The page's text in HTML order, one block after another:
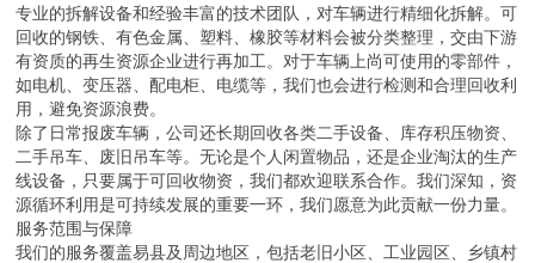
专业的拆解设备和经验丰富的技术团队，对车辆进行精细化拆解。可
回收的钢铁、有色金属、塑料、橡胶等材料会被分类整理，交由下游
有资质的再生资源企业进行再加工。对于车辆上尚可使用的零部件，
如电机、变压器、配电柜、电缆等，我们也会进行检测和合理回收利
用，避免资源浪费。
除了日常报废车辆，公司还长期回收各类二手设备、库存积压物资、
二手吊车、废旧吊车等。无论是个人闲置物品，还是企业淘汰的生产
线设备，只要属于可回收物资，我们都欢迎联系合作。我们深知，资
源循环利用是可持续发展的重要一环，我们愿意为此贡献一份力量。
服务范围与保障
我们的服务覆盖易县及周边地区，包括老旧小区、工业园区、乡镇村